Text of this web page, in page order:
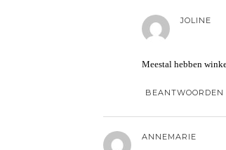
JOLINE
Meestal hebben
BEANTWOORDEN
ANNEMARIE